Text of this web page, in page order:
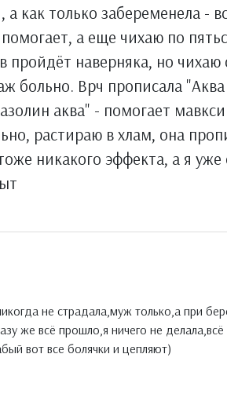
как только забеременела -
а еще чихаю по
пройдёт наверняка, но чихаю
больно. Врч прописала
аква" - помогает
растираю в хлам, она
никакого эффекта, а я уже
не страдала,муж только,а при
же всё прошло,я ничего не
вот все болячки и цепляют)